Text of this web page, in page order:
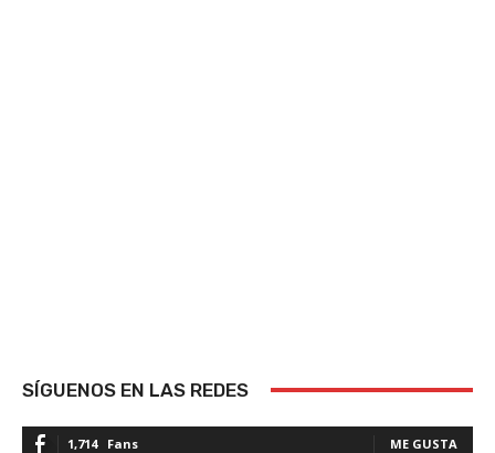
SÍGUENOS EN LAS REDES
1,714 Fans ME GUSTA